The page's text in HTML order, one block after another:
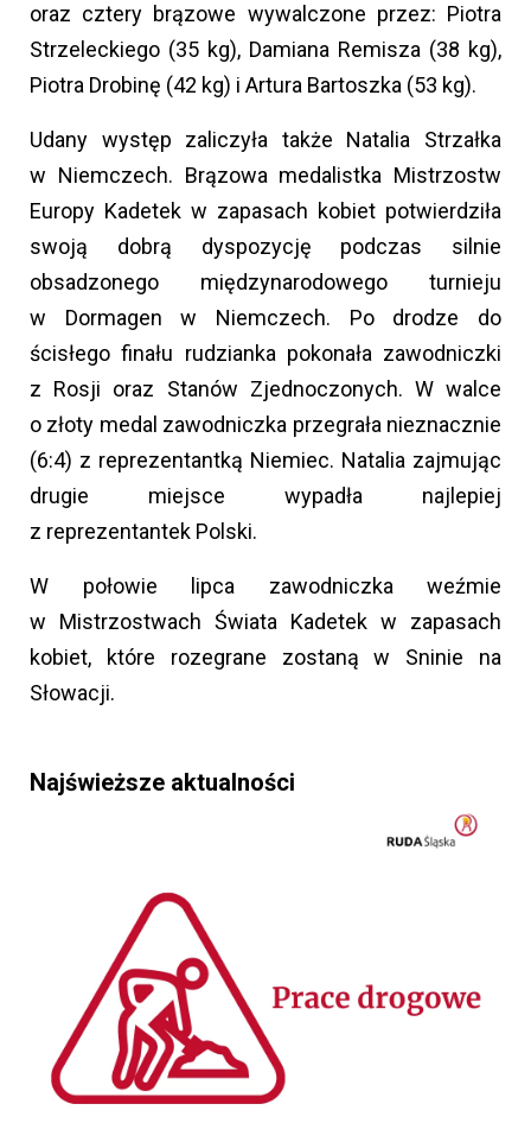
oraz cztery brązowe wywalczone przez: Piotra
Strzeleckiego (35 kg), Damiana Remisza (38 kg),
Piotra Drobinę (42 kg) i Artura Bartoszka (53 kg).
Udany występ zaliczyła także Natalia Strzałka
w Niemczech. Brązowa medalistka Mistrzostw
Europy Kadetek w zapasach kobiet potwierdziła
swoją dobrą dyspozycję podczas silnie
obsadzonego międzynarodowego turnieju
w Dormagen w Niemczech. Po drodze do
ścisłego finału rudzianka pokonała zawodniczki
z Rosji oraz Stanów Zjednoczonych. W walce
o złoty medal zawodniczka przegrała nieznacznie
(6:4) z reprezentantką Niemiec. Natalia zajmując
drugie miejsce wypadła najlepiej
z reprezentantek Polski.
W połowie lipca zawodniczka weźmie
w Mistrzostwach Świata Kadetek w zapasach
kobiet, które rozegrane zostaną w Sninie na
Słowacji.
Najświeższe aktualności